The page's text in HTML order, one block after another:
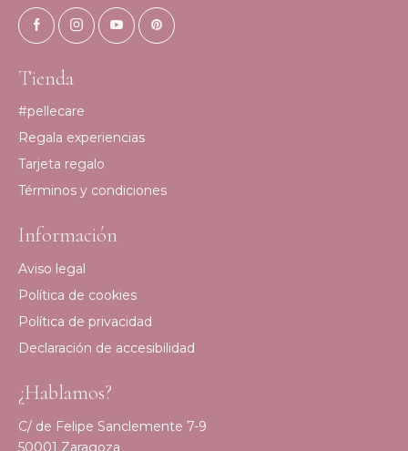
Tienda
#pellecare
Regala experiencias
Tarjeta regalo
Términos y condiciones
Información
Aviso legal
Política de cookies
Política de privacidad
Declaración de accesibilidad
¿Hablamos?
C/ de Felipe Sanclemente 7-9
50001 Zaragoza